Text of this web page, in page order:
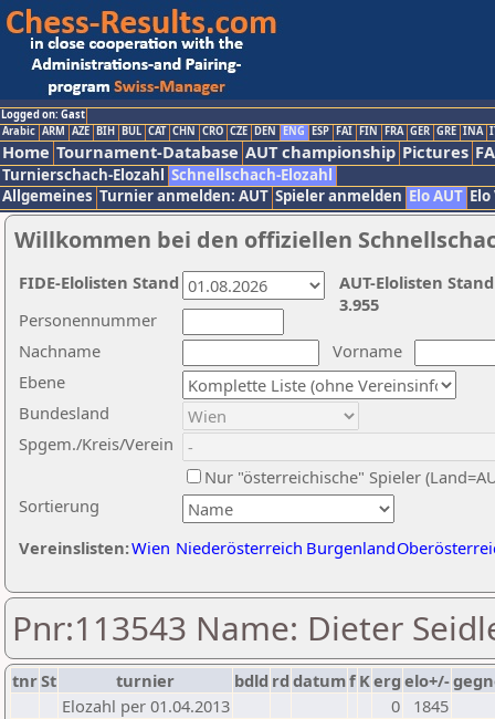
Logged on: Gast
Arabic ARM AZE BIH BUL CAT CHN CRO CZE DEN ENG ESP FAI FIN FRA GER GRE INA
Home Tournament-Database AUT championship Pictures
Turnierschach-Elozahl Schnellschach-Elozahl
Allgemeines Turnier anmelden: AUT Spieler anmelden Elo AUT
Willkommen bei den offiziellen
Nachname
Vorname
Ebene
Sortierung
Personennummer
Bundesland
Spgem./Kreis/Verein
Nur "österreichische" Spieler
Vereinslisten:Wien Niederösterreich Burgenland
AUT-Elolisten
3.955
FIDE-Elolisten Stand
Pnr:113543 Name: Dieter
tnrSt turnier bdld rd datumf Kerg elo+/-
Elozahl per 01.04.2013
0
1845